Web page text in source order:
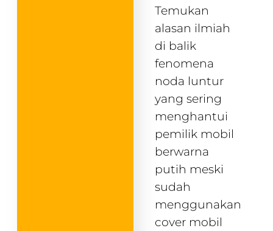
Temukan
alasan ilmiah
di balik
fenomena
noda luntur
yang sering
menghantui
pemilik mobil
berwarna
putih meski
sudah
menggunakan
cover mobil